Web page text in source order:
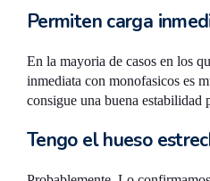
Permiten carga
En la mayoria de casos en los
inmediata con monofasicos es
consigue una buena estabilidad
Tengo el hueso